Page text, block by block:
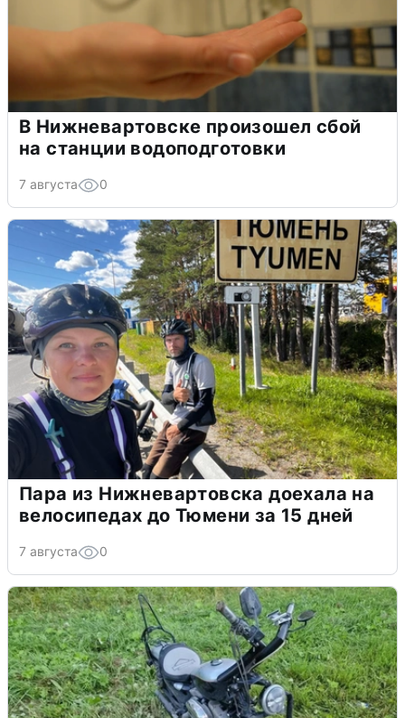
В Нижневартовске произошел сбой
на станции водоподготовки
7 августа 0
Пара из Нижневартовска доехала на
велосипедах до Тюмени за 15 дней
7 августа 0